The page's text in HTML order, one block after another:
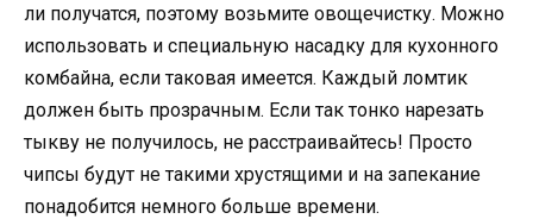
ли получатся, поэтому возьмите овощечистку. Можно
использовать и специальную насадку для кухонного
комбайна, если таковая имеется. Каждый ломтик
должен быть прозрачным. Если так тонко нарезать
тыкву не получилось, не расстраивайтесь! Просто
чипсы будут не такими хрустящими и на запекание
понадобится немного больше времени.